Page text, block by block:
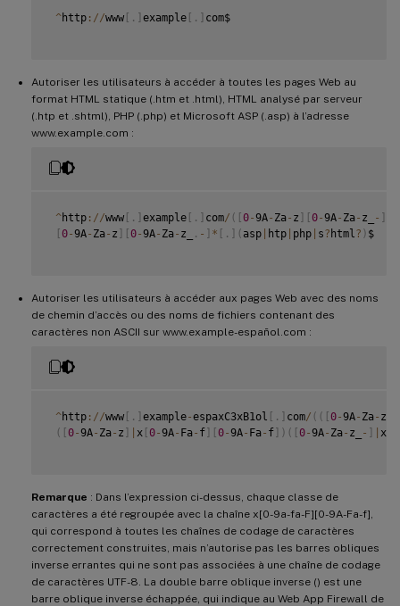
^http : //www [ . ] example [ . ] com$
Autoriser les utilisateurs à accéder à toutes les pages Web au
format HTML statique (.htm et .html), HTML analysé par serveur
(.htp et .shtml), PHP (.php) et Microsoft ASP (.asp) à l’adresse
www.example.com :
^http : //www [ . ] example [ . ] com/ ( [0- 9A- Za- z ] [0- 9A- Za- z_ - ]
[0- 9A- Za- z ] [0- 9A- Za- z_ . - ] * [ . ] ( asp htp php s? html ? ) $
Autoriser les utilisateurs à accéder aux pages Web avec des noms
de chemin d’accès ou des noms de fichiers contenant des
caractères non ASCII sur www.example-español.com :
^http : //www [ . ] example-espaxC3xB1ol [ . ] com/ ( ( [0- 9A- Za- z
( [0- 9A- Za- z ] x [0- 9A- Fa- f] [0- 9A- Fa- f] ) ( [0- 9A- Za- z_ - ] x
Remarque : Dans l’expression ci-dessus, chaque classe de
caractères a été regroupée avec la chaîne x[0-9a-fa-F][0-9A-Fa-f],
qui correspond à toutes les chaînes de codage de caractères
correctement construites, mais n’autorise pas les barres obliques
inverse errantes qui ne sont pas associées à une chaîne de codage
de caractères UTF-8. La double barre oblique inverse () est une
barre oblique inverse échappée, qui indique au Web App Firewall de